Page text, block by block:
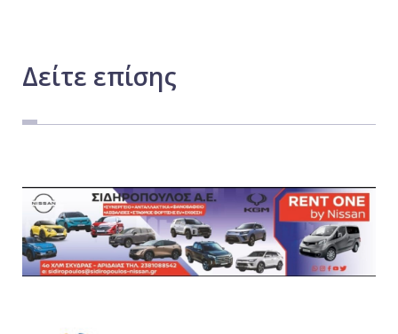
Δείτε επίσης